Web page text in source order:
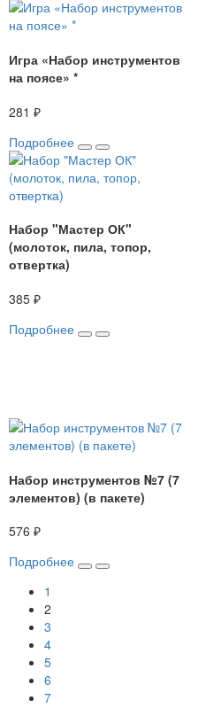
Игра «Набор инструментов
на поясе» *
281 ₽
Подробнее
Набор "Мастер ОК"
(молоток, пила, топор,
отвертка)
385 ₽
Подробнее
Набор инструментов №7 (7
элементов) (в пакете)
576 ₽
Подробнее
1
2
3
4
5
6
7